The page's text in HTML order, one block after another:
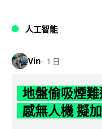
人工智能
Vin 1 日
地盤偷吸煙
感無人機 擬